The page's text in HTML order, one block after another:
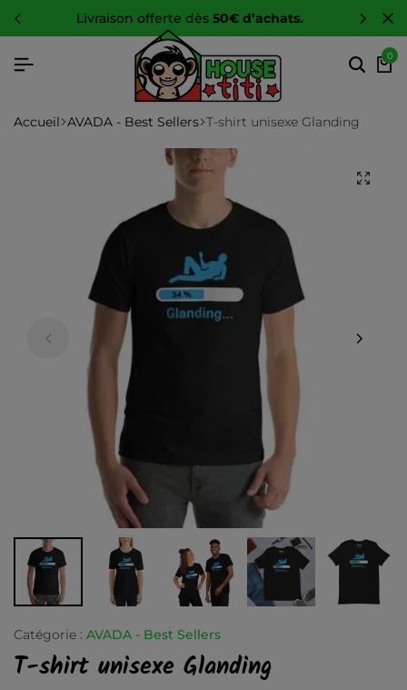
-10 %sur toute la boutique
0
Accueil AVADA - Best Sellers T-shirt unisexe Glanding
Catégorie : AVADA - Best Sellers
T-shirt unisexe Glanding